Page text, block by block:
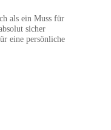
als ein Muss für
sicher
eine persönliche